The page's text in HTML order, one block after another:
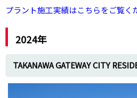
AGC鶴見躯体工事
ンシャルタワー躯体工事
2019年
有明・豊洲オリンピッ
JR品川駅再開発工事
ナショナルトレーニン
プラント施工実績はこちらをご覧く
2024年
TAKANAWA GATEWAY CITY